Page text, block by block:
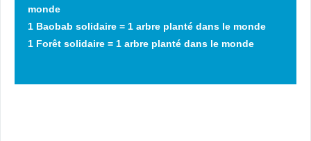
monde
1 Baobab solidaire = 1 arbre planté dans le monde
1 Forêt solidaire = 1 arbre planté dans le monde